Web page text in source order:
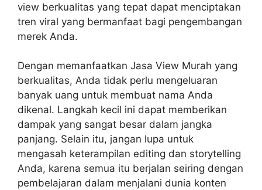
view berkualitas yang tepat dapat menciptakan
tren viral yang bermanfaat bagi pengembangan
merek Anda.
Dengan memanfaatkan Jasa View Murah yang
berkualitas, Anda tidak perlu mengeluaran
banyak uang untuk membuat nama Anda
dikenal. Langkah kecil ini dapat memberikan
dampak yang sangat besar dalam jangka
panjang. Selain itu, jangan lupa untuk
mengasah keterampilan editing dan storytelling
Anda, karena semua itu berjalan seiring dengan
pembelajaran dalam menjalani dunia konten